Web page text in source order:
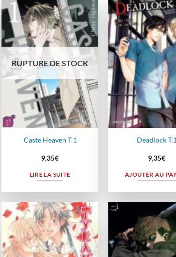
Ajouter
à la
wishlist
RUPTURE DE STOCK
Caste Heaven T.1
9,35€
LIRE LA SUITE
Deadlock T.1
9,35€
AJOUTER AU
Ajouter
à la
wishlist